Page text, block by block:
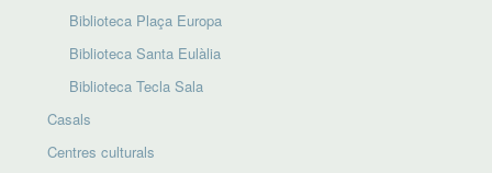
Biblioteca Plaça Europa
Biblioteca Santa Eulàlia
Biblioteca Tecla Sala
Casals
Centres culturals